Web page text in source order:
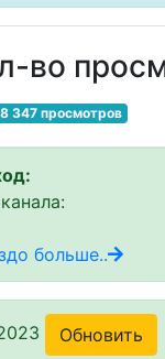
во
347 просмотров
больше..
Обновить